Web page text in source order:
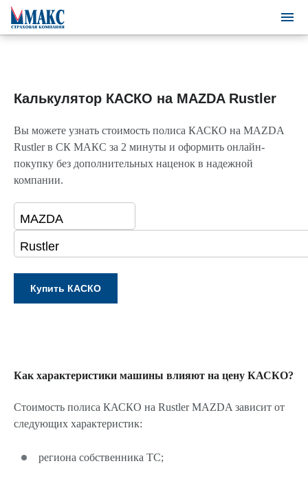
Калькулятор КАСКО на MAZDA Rustler
Вы можете узнать стоимость полиса КАСКО на MAZDA
Rustler в СК МАКС за 2 минуты и оформить онлайн-
покупку без дополнительных наценок в надежной
компании.
Как характеристики машины влияют на цену КАСКО?
Стоимость полиса КАСКО на Rustler MAZDA зависит от
следующих характеристик:
региона собственника ТС;